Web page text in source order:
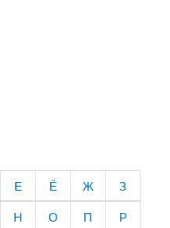
Е Ё Ж
З
Н О П Р